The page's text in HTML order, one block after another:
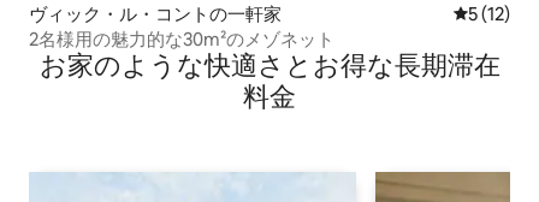
ヴィック・ル・コントの一軒家 レビュー
5 (12)
2名様用の魅力的な30m²のメゾネット
お家のような快⁠適⁠さ⁠とお⁠得⁠な長⁠期⁠滞⁠在
料⁠金